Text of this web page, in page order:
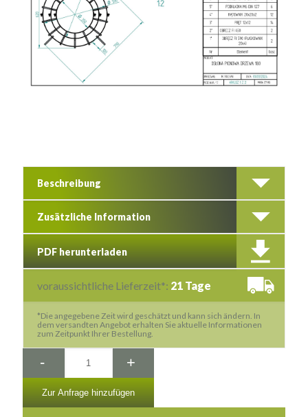
Beschreibung
Zusätzliche Information
PDF herunterladen
voraussichtliche Lieferzeit*: 21 Tage
*Die angegebene Zeit wird geschätzt und kann sich ändern. In
dem versandten Angebot erhalten Sie aktuelle Informationen
zum Zeitpunkt Ihrer Bestellung.
- +
Zur Anfrage hinzufügen